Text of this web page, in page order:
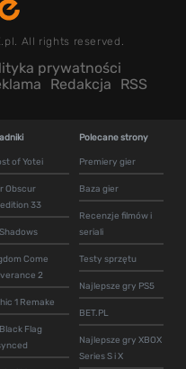
All rights reserved.
prywatności
Redakcja RSS
of Yotei
Obscur
33
Come
2
1 Remake
Flag
Polecane strony
Premiery gier
Baza gier
Recenzje filmów i
seriali
Testy sprzętu
Najlepsze gry PS5
BET.PL
Najlepsze gry XBOX
Series S i X